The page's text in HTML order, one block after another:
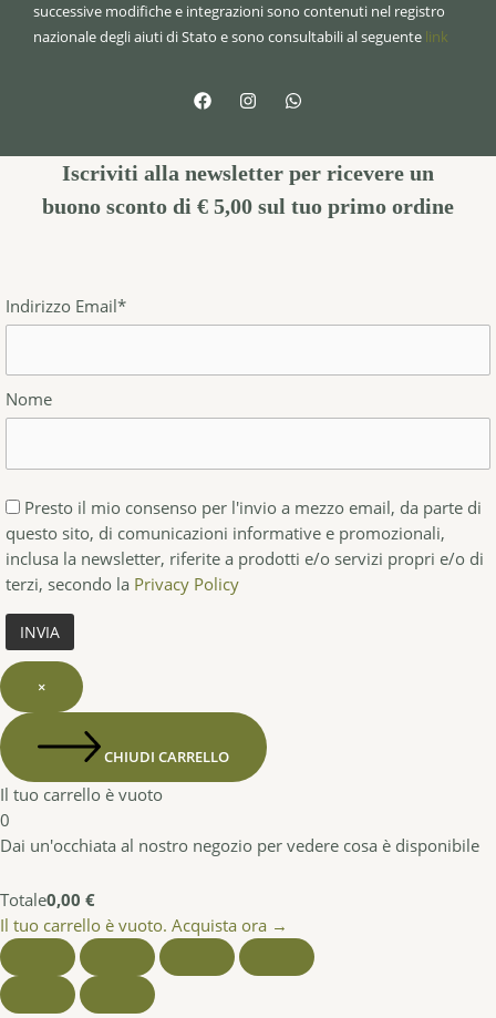
successive modifiche e integrazioni sono contenuti nel registro
nazionale degli aiuti di Stato e sono consultabili al seguente link
Iscriviti alla newsletter per ricevere un
buono sconto di € 5,00 sul tuo primo ordine
Indirizzo Email*
Nome
Presto il mio consenso per l'invio a mezzo email, da parte di
questo sito, di comunicazioni informative e promozionali,
inclusa la newsletter, riferite a prodotti e/o servizi propri e/o di
terzi, secondo la Privacy Policy
×
CHIUDI CARRELLO
Il tuo carrello è vuoto
0
Dai un'occhiata al nostro negozio per vedere cosa è disponibile
Totale0,00 €
Il tuo carrello è vuoto. Acquista ora →